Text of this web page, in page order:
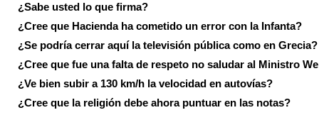
¿Sabe usted lo que firma?
¿Cree que Hacienda ha cometido un error con la Infanta?
¿Se podría cerrar aquí la televisión pública como en Grecia?
¿Cree que fue una falta de respeto no saludar al Ministro
¿Ve bien subir a 130 km/h la velocidad en autovías?
¿Cree que la religión debe ahora puntuar en las notas?